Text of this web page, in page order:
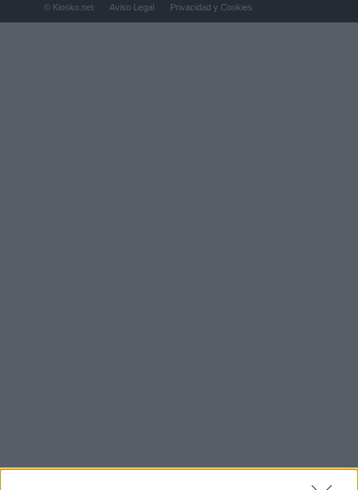
© Kiosko.net Aviso Legal Privacidad y Cookies